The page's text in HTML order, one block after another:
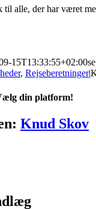
alle, der har været
15T13:33:55+02:00
, Rejseberetninger|
din platform!
Knud Skov